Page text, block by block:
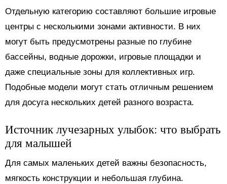
Отдельную категорию составляют большие игровые
центры с несколькими зонами активности. В них
могут быть предусмотрены разные по глубине
бассейны, водные дорожки, игровые площадки и
даже специальные зоны для коллективных игр.
Подобные модели могут стать отличным решением
для досуга нескольких детей разного возраста.
Источник лучезарных улыбок: что выбрать
для малышей
Для самых маленьких детей важны безопасность,
мягкость конструкции и небольшая глубина.